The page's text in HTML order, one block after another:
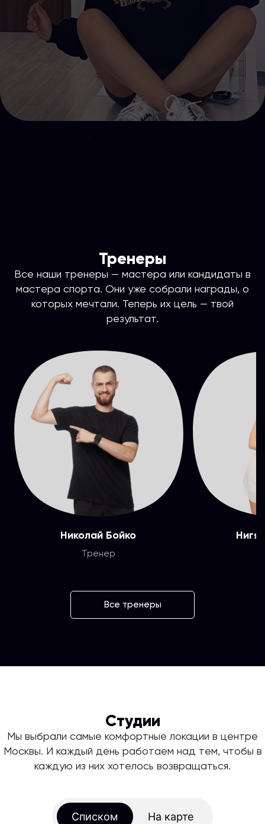
Тренеры
Все наши тренеры — мастера или кандидаты в
мастера спорта. Они уже собрали награды, о
которых мечтали. Теперь их цель — твой
результат.
Николай Бойко
Тренер
Все тренеры
Студии
Мы выбрали самые комфортные локации в центре
Москвы. И каждый день работаем над тем, чтобы в
каждую из них хотелось возвращаться.
Списком На карте